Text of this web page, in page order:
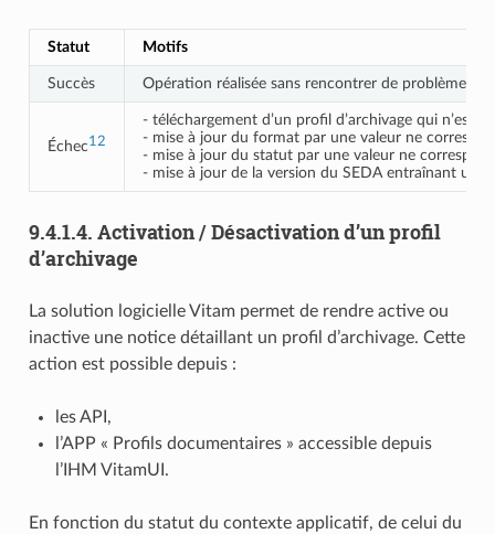
Statut Motifs
Succès Opération réalisée sans rencontrer de problèmes
Échec12
- téléchargement d’un profil d’archivage qui n’est
- mise à jour du format par une valeur ne
- mise à jour du statut par une valeur ne
- mise à jour de la version du SEDA entraînant une
9.4.1.4. Activation / Désactivation d’un profil
d’archivage
La solution logicielle Vitam permet de rendre active ou
inactive une notice détaillant un profil d’archivage. Cette
action est possible depuis :
les API,
l’APP « Profils documentaires » accessible depuis
l’IHM VitamUI.
En fonction du statut du contexte applicatif, de celui du